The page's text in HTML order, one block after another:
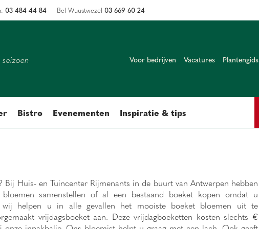
Voor bedrijven Vacatures Plantengids
Bistro Evenementen Inspiratie & tips
03 484 44 84 Bel Wuustwezel 03 669 60 24
Bij Huis- en Tuincenter Rijmenants in de buurt van Antwerpen hebben
samenstellen of al een bestaand boeket kopen omdat u
wij helpen u in alle gevallen het mooiste boeket bloemen uit te
vrijdagsboeket aan. Deze vrijdagboeketten kosten slechts €